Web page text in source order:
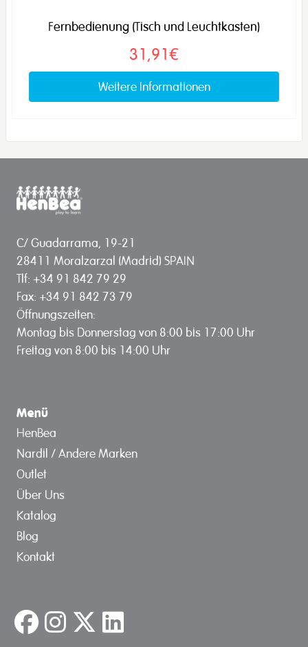
Fernbedienung (Tisch und Leuchtkasten)
31,91€
Weitere Informationen
C/ Guadarrama, 19-21
28411 Moralzarzal (Madrid) SPAIN
Tlf: +34 91 842 79 29
Fax: +34 91 842 73 79
Öffnungszeiten:
Montag bis Donnerstag von 8:00 bis 17:00 Uhr
Freitag von 8:00 bis 14:00 Uhr
Menü
HenBea
Nardil / Andere Marken
Outlet
Über Uns
Katalog
Blog
Kontakt